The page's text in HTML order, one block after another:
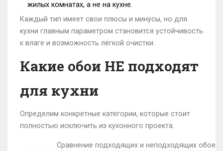
жилых комнатах, а не на кухне.
Каждый тип имеет свои плюсы и минусы, но для
кухни главным параметром становится устойчивость
к влаге и возможность лёгкой очистки.
Какие обои НЕ подходят
для кухни
Определим конкретные категории, которые стоит
полностью исключить из кухонного проекта.
Сравнение подходящих и неподходящих обоев